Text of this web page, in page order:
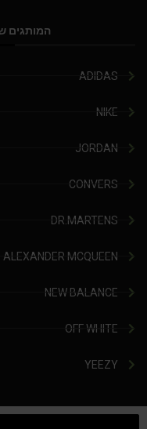
המותגים
ADIDAS
NIKE
JORDAN
CONVERS
DR.MARTENS
ALEXANDER MCQUEEN
NEW BALANCE
OFF WHITE
YEEZY